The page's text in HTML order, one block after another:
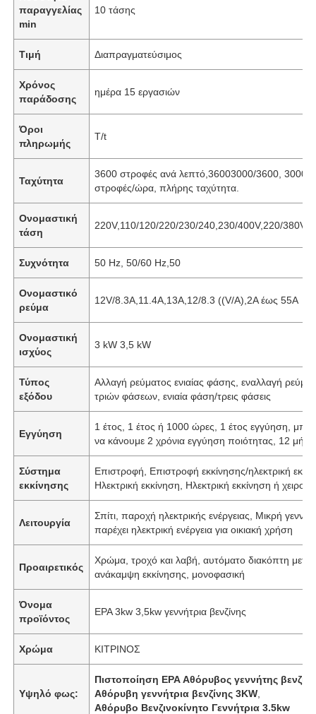
παραγγελίας
min
10 τάσης
Τιμή Διαπραγματεύσιμος
Χρόνος
παράδοσης
ημέρα 15 εργασιών
Όροι
πληρωμής
T/t
Ταχύτητα
3600 στροφές ανά λεπτό,36003000/3600, 3000
στροφές/ώρα, πλήρης ταχύτητα.
Ονομαστική
τάση
220V,110/120/220/230/240,230/400V,220/
Συχνότητα 50 Hz, 50/60 Hz,50
Ονομαστικό
ρεύμα
12V/8.3A,11.4A,13A,12/8.3 ((V/A),2A έως 55A
Ονομαστική
ισχύος
3 kW 3,5 kW
Τύπος
εξόδου
Αλλαγή ρεύματος ενιαίας φάσης, εναλλαγή
τριών φάσεων, ενιαία φάση/τρεις φάσεις
Εγγύηση
1 έτος, 1 έτος ή 1000 ώρες, 1 έτος εγγύηση,
να κάνουμε 2 χρόνια εγγύηση ποιότητας, 12
Σύστημα
εκκίνησης
Επιστροφή, Επιστροφή εκκίνησης/ηλεκτρική
Ηλεκτρική εκκίνηση, Ηλεκτρική εκκίνηση ή
Λειτουργία
Σπίτι, παροχή ηλεκτρικής ενέργειας, Μικρή
παρέχει ηλεκτρική ενέργεια για οικιακή χρήση
Προαιρετικός
Χρώμα, τροχό και λαβή, αυτόματο διακόπτη
ανάκαμψη εκκίνησης, μονοφασική
Όνομα
προϊόντος
EPA 3kw 3,5kw γεννήτρια βενζίνης
Χρώμα ΚΙΤΡΙΝΟΣ
Υψηλό φως:
Πιστοποίηση EPA Αθόρυβος γεννήτης
Αθόρυβη γεννήτρια βενζίνης 3KW
Αθόρυβο Βενζινοκίνητο Γεννήτρια 3.5kw